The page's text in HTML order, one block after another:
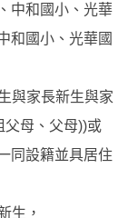
中和國小、光華
和國小、光華國
與家長新生與家
父母、父母))或
同設籍並具居住
生，